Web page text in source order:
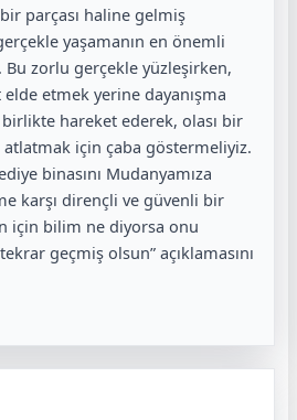
bir parçası haline gelmiş
yaşamanın en önemli
Bu zorlu gerçekle yüzleşirken,
etmek yerine dayanışma
birlikte hareket ederek, olası bir
için çaba göstermeliyiz.
binasını Mudanyamıza
karşı dirençli ve güvenli bir
için bilim ne diyorsa onu
geçmiş olsun” açıklamasını